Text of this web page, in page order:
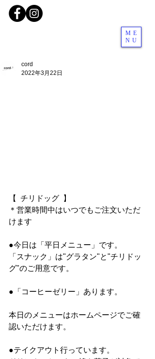
ME
NU
cord
2022年3月22日
【  チリドッグ  】
＊営業時間中はいつでもご注文いただ
けます
●今日は「平日メニュー」です。
「スナック」は"グラタン"と"チリドッ
グ"のご用意です。
●「コーヒーゼリー」あります。
本日のメニューはホームページでご確
認いただけます。
●テイクアウト行っています。